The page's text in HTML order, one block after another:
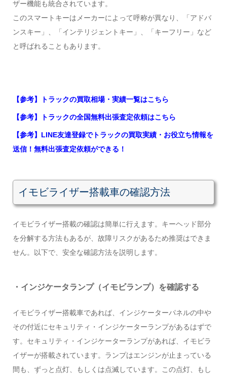
ザー機能も統合されています。
このスマートキーはメーカーによって呼称が異なり、「アドバ
ンスキー」、「インテリジェントキー」、「キーフリー」など
と呼ばれることもあります。
【参考】トラックの買取相場・実績一覧はこちら
【参考】トラックの全国無料出張査定依頼はこちら
【参考】LINE友達登録でトラックの買取実績・お役立ち情報を
送信！無料出張査定依頼ができる！
イモビライザー搭載車の確認方法
イモビライザー搭載の確認は簡単に行えます。キーヘッド部分
を分解する方法もあるが、故障リスクがあるため推奨はできま
せん。以下で、安全な確認方法を説明します。
・インジケータランプ（イモビランプ）を確認する
イモビライザー搭載車であれば、インジケーターパネルの中や
その付近にセキュリティ・インジケーターランプがあるはずで
す。セキュリティ・インジケーターランプがあれば、イモビラ
イザーが搭載されています。ランプはエンジンが止まっている
間も、ずっと点灯、もしくは点滅しています。この点灯、もし